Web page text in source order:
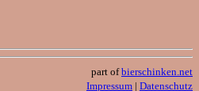
part ofbierschinken.net
Impressum | Datenschutz